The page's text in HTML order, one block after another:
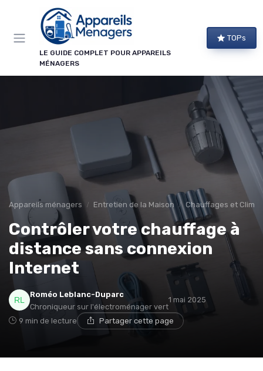
LE GUIDE COMPLET POUR APPAREILS
MÉNAGERS
TOPs
Appareils ménagers Entretien de la Maison Chauffages et
Contrôler votre chauffage à
distance sans connexion
Internet
Roméo Leblanc-Duparc
Chroniqueur sur l'électroménager vert
1 mai 2025
9 min de lecture Partager cette page
Panneau de gestion des cookies